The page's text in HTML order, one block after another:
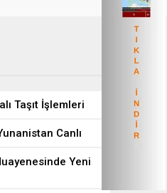
Taşıt İşlemleri
Canlı
Yeni